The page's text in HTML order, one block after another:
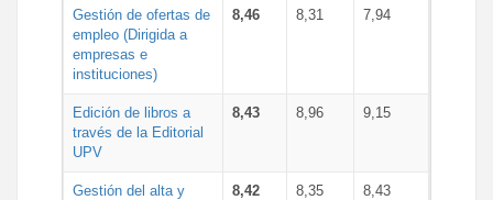
Gestión de ofertas de
empleo (Dirigida a
empresas e
instituciones)
8,46 8,31 7,94
Edición de libros a
través de la Editorial
UPV
8,43 8,96 9,15
Gestión del alta y
8,42 8,35 8,43